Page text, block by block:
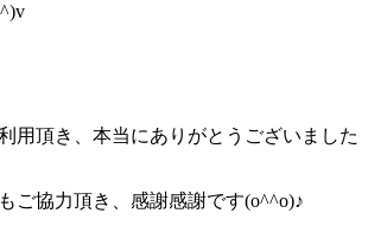
用頂き、本当にありがとうございました
ご協力頂き、感謝感謝です(o^^o)♪